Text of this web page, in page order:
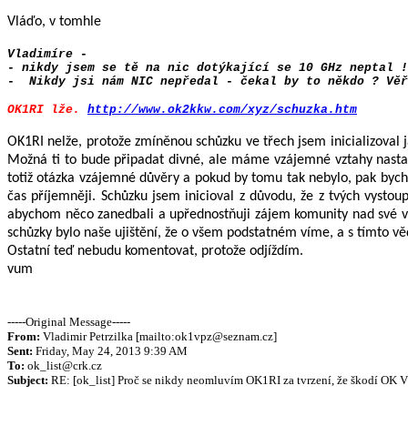
Vláďo, v tomhle
Vladimíre -
- nikdy jsem se tě na nic dotýkající se 10 GHz
- Nikdy jsi nám NIC nepředal - čekal by to někdo ?
OK1RI lže. http://www.ok2kkw.com/xyz/schuzka.htm
OK1RI nelže, protože zmíněnou schůzku ve třech jsem
Možná ti to bude připadat divné, ale máme vzájemné vztahy
totiž otázka vzájemné důvěry a pokud by tomu tak nebylo, pak
čas příjemněji. Schůzku jsem inicioval z důvodu, že z tvých
abychom něco zanedbali a upřednostňuji zájem komunity nad
schůzky bylo naše ujištění, že o všem podstatném víme, a s tímto
Ostatní teď nebudu komentovat, protože odjíždím.
vum
-----Original Message-----
From: Vladimir Petrzilka [mailto:ok1vpz@seznam.cz]
Sent: Friday, May 24, 2013 9:39 AM
To: ok_list@crk.cz
Subject: RE: [ok_list] Proč se nikdy neomluvím OK1RI za tvrzení, že škodí OK